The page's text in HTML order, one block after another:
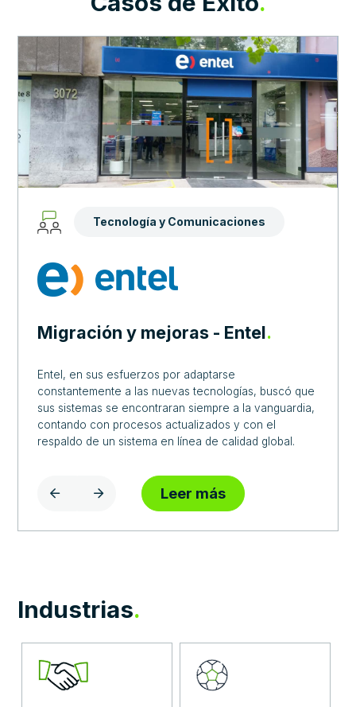
Customer
Insights –
Journeys
Customer
Service
Sales
Tecnología y Comunicaciones
Migración y mejoras - Entel.
Entel, en sus esfuerzos por adaptarse
constantemente a las nuevas tecnologías, buscó que
sus sistemas se encontraran siempre a la vanguardia,
contando con procesos actualizados y con el
respaldo de un sistema en línea de calidad global.
Leer más
Industrias.